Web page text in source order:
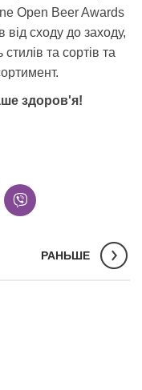
Open Beer Awards
сходу до заходу,
та сортів та
здоров'я!
РАНЬШЕ